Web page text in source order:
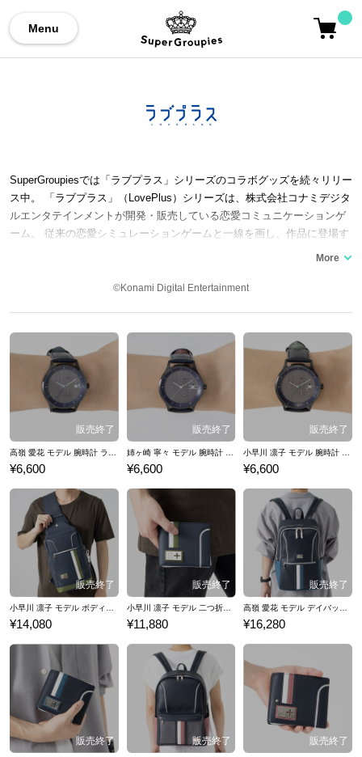
Menu
SuperGroupiesでは「ラブプラス」シリーズのコラボグッズを続々リリー
ス中。 「ラブプラス」（LovePlus）シリーズは、株式会社コナミデジタ
ルエンタテインメントが開発・販売している恋愛コミュニケーションゲ
ーム。 従来の恋愛シミュレーションゲームと一線を画し、作品に登場す
る3人のヒロイン、「高嶺 愛花」（CV：早見沙織）「小早川 凛子」（C
なってからの心ときめく相思相愛の恋愛生活がゲームプレイの中心とな
ども自分色に変えられるところも醍醐味の1つと言えます。 ここでは、
デートのコーディネートに困っているあなたにコラボ腕時計やバッグな
ど…「ラブプラス」シリーズのコラボファッションアイテムをご紹介い
たします。
©Konami Digital Entertainment
¥6,600 ¥6,600 ¥6,600
小早川 凛子 モデル ボディバッグ ラブプラス
¥14,080
小早川 凛子 モデル 二つ折り財布 ラブプラス
¥11,880
高嶺 愛花 モデル デイバッグ ラブプラス
¥16,280